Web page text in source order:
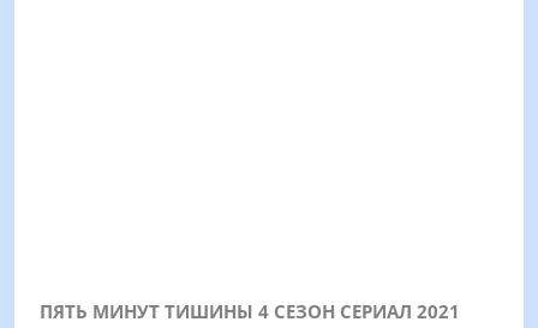
ПЯТЬ МИНУТ ТИШИНЫ 4 СЕЗОН СЕРИАЛ 2021